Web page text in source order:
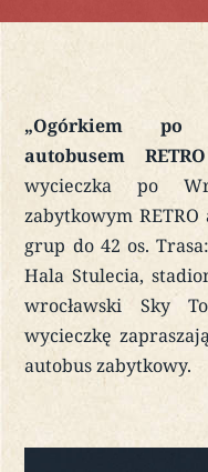
„Ogórkiem po
autobusem
wycieczka po
zabytkowym
grup do 42 os.
Hala Stulecia,
wrocławski Sky
wycieczkę
autobus zabytkowy.